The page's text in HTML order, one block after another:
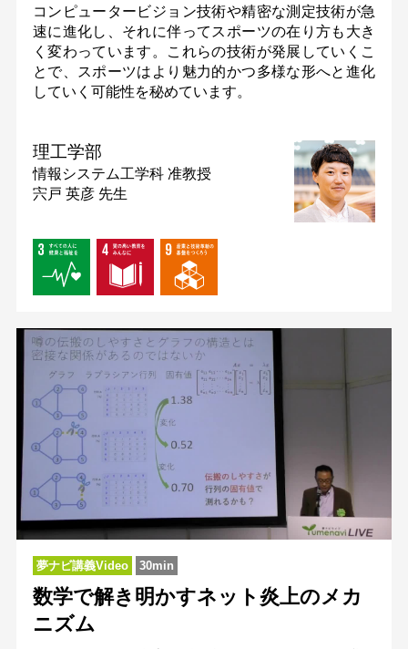
コンピュータービジョン技術や精密な測定技術が急
速に進化し、それに伴ってスポーツの在り方も大き
く変わっています。これらの技術が発展していくこ
とで、スポーツはより魅力的かつ多様な形へと進化
していく可能性を秘めています。
理工学部
情報システム工学科 准教授
宍戸 英彦 先生
夢ナビ講義Video 30min
数学で解き明かすネット炎上のメカ
ニズム